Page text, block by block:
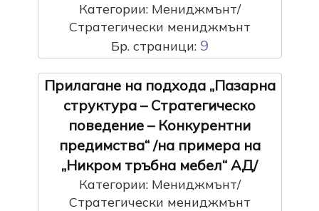
Категории: Мениджмънт/
Стратегически мениджмънт
Бр. страници: 9
Прилагане на подхода „Пазарна
структура – Стратегическо
поведение – Конкурентни
предимства“ /на примера на
„Никром тръбна мебел“ АД/
Категории: Мениджмънт/
Стратегически мениджмънт